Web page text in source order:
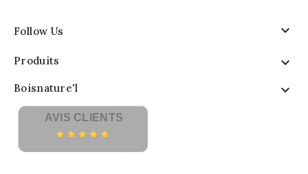
Follow Us 
Produits 
Boisnature'l 
AVIS CLIENTS